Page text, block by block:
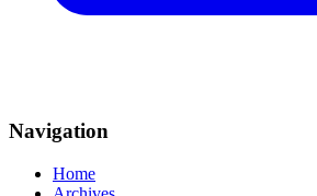
Navigation
Home